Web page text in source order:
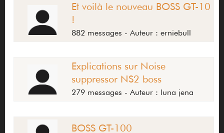
Et voilà le nouveau BOSS GT-10
!
882 messages - Auteur : erniebull
Explications sur Noise
suppressor NS2 boss
279 messages - Auteur : luna jena
BOSS GT-100